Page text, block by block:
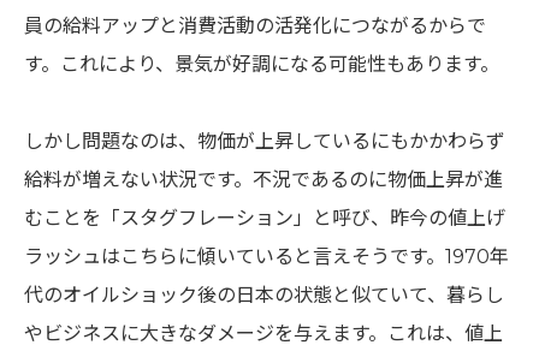
員の給料アップと消費活動の活発化につながるからで
す。これにより、景気が好調になる可能性もあります。
しかし問題なのは、物価が上昇しているにもかかわらず
給料が増えない状況です。不況であるのに物価上昇が進
むことを「スタグフレーション」と呼び、昨今の値上げ
ラッシュはこちらに傾いていると言えそうです。1970年
代のオイルショック後の日本の状態と似ていて、暮らし
やビジネスに大きなダメージを与えます。これは、値上